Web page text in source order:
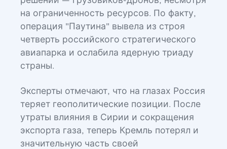
на ограниченность ресурсов. По факту,
операция "Паутина" вывела из строя
четверть российского стратегического
авиапарка и ослабила ядерную триаду
страны.
Эксперты отмечают, что на глазах Россия
теряет геополитические позиции. После
утраты влияния в Сирии и сокращения
экспорта газа, теперь Кремль потерял и
значительную часть своей